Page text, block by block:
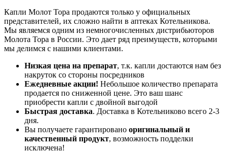
Капли Молот Тора продаются только у официальных
представителей, их сложно найти в аптеках Котельникова.
Мы являемся одним из немногочисленных дистрибьюторов
Молота Тора в России. Это дает ряд преимуществ, которыми
мы делимся с нашими клиентами.
Низкая цена на препарат, т.к. капли достаются нам без
накруток со стороны посредников
Ежедневные акции! Небольшое количество препарата
продается по сниженной цене. Это ваш шанс
приобрести капли с двойной выгодой
Быстрая доставка. Доставка в Котельниково всего 2-3
дня.
Вы получаете гарантировано оригинальный и
качественный продукт, возможность подделки
исключена!